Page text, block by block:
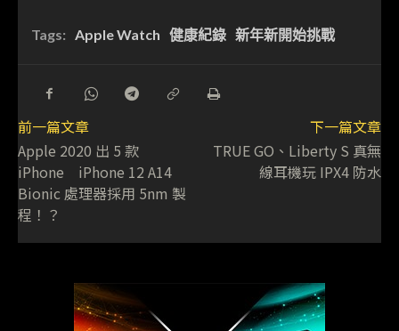
Tags: Apple Watch 健康紀錄 新年新開始挑戰
前一篇文章
Apple 2020 出 5 款
iPhone iPhone 12 A14
Bionic 處理器採用 5nm 製
程！？
下一篇文章
TRUE GO、Liberty S 真無
線耳機玩 IPX4 防水